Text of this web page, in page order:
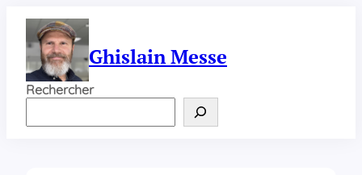
contenu
Ghislain Messe
Rechercher